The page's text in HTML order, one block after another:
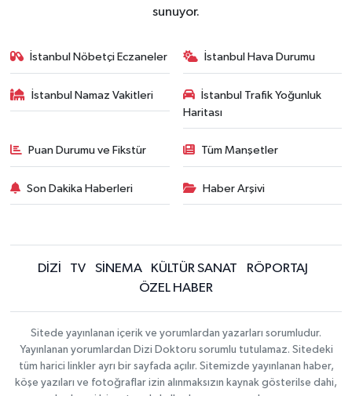
sunuyor.
İstanbul Nöbetçi Eczaneler İstanbul Hava Durumu
İstanbul Namaz Vakitleri
İstanbul Trafik Yoğunluk
Haritası
Puan Durumu ve Fikstür Tüm Manşetler
Son Dakika Haberleri Haber Arşivi
DİZİ TV SİNEMA KÜLTÜR SANAT
RÖPORTAJ
ÖZEL HABER
Sitede yayınlanan içerik ve yorumlardan yazarları sorumludur.
Yayınlanan yorumlardan Dizi Doktoru sorumlu tutulamaz. Sitedeki
tüm harici linkler ayrı bir sayfada açılır. Sitemizde yayınlanan haber,
köşe yazıları ve fotoğraflar izin alınmaksızın kaynak gösterilse dahi,